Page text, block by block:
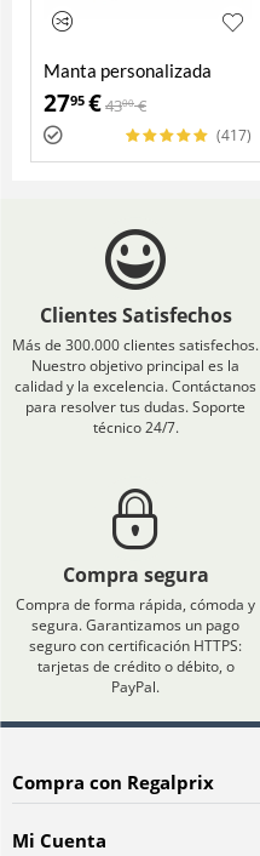
Manta personalizada
2795 €4300 €
(417)
Clientes Satisfechos
Más de 300.000 clientes satisfechos.
Nuestro objetivo principal es la
calidad y la excelencia. Contáctanos
para resolver tus dudas. Soporte
técnico 24/7.
Compra segura
Compra de forma rápida, cómoda y
segura. Garantizamos un pago
seguro con certificación HTTPS:
tarjetas de crédito o débito, o
PayPal.
Compra con Regalprix
Mi Cuenta